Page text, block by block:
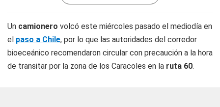
Un camionero volcó este miércoles pasado el mediodía en
el paso a Chile, por lo que las autoridades del corredor
bioeceánico recomendaron circular con precaución a la hora
de transitar por la zona de los Caracoles en la ruta 60.